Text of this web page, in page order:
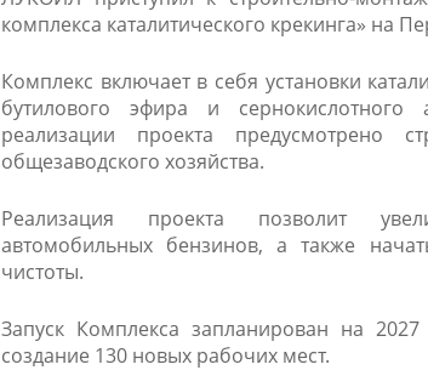
комплекса каталитического крекинга» на
Комплекс включает в себя установки
бутилового эфира и
реализации проекта предусмотрено
общезаводского хозяйства.
Реализация проекта позволит
автомобильных бензинов, а также
чистоты.
Запуск Комплекса запланирован на
создание 130 новых рабочих мест. ​